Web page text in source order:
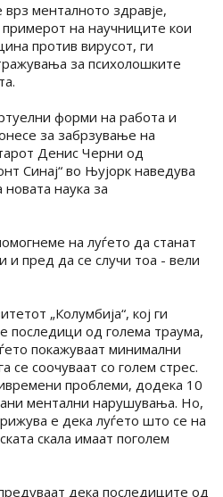
менталното здравје,
примерот на научниците кои
против вирусот, ги
за психолошките
форми на работа и
за забрзување на
Денис Черни од
Синај“ во Њујорк наведува
наука за
на луѓето да станат
пред да се случи тоа - вели
„Колумбија“, кој ги
последици од голема траума,
покажуваат минимални
се соочуваат со голем стрес.
проблеми, додека 10
ментални нарушувања. Но,
е дека луѓето што се на
скала имаат поголем
дека последиците од